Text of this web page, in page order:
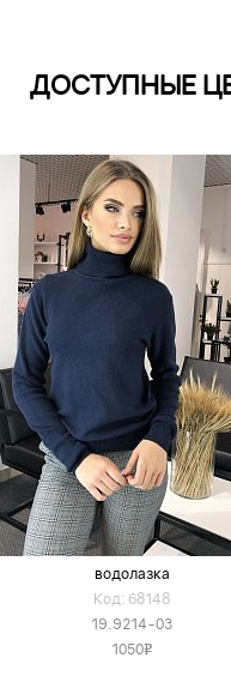
ДОСТУПНЫЕ
водолазка
Код: 68148
19.9214-03
1050v